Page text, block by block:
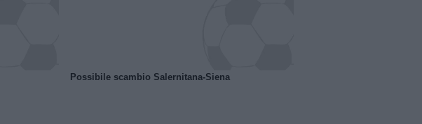
Possibile scambio Salernitana-Siena